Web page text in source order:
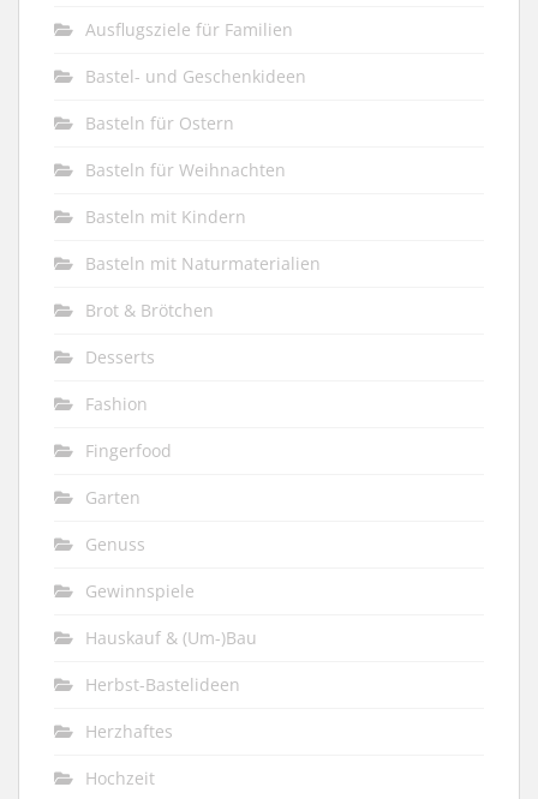
Ausflugsziele für Familien
Bastel- und Geschenkideen
Basteln für Ostern
Basteln für Weihnachten
Basteln mit Kindern
Basteln mit Naturmaterialien
Brot & Brötchen
Desserts
Fashion
Fingerfood
Garten
Genuss
Gewinnspiele
Hauskauf & (Um-)Bau
Herbst-Bastelideen
Herzhaftes
Hochzeit